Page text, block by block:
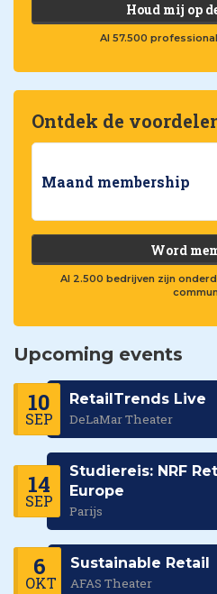
Houd mij op
Al 57.500
Ontdek de
Maand membership
Word
Al 2.500 bedrijven zijn
Upcoming events
10
SEP
RetailTrends Live
DeLaMar Theater
14
SEP
Studiereis: NRF
Europe
Parijs
6
OKT
Sustainable Retail
AFAS Theater